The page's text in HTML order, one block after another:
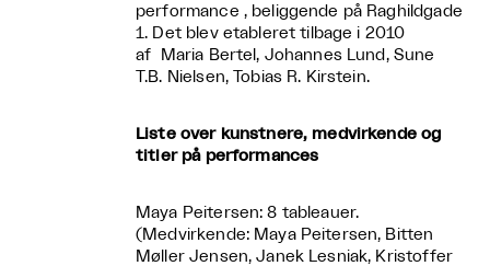
performance , beliggende på Raghildgade
1. Det blev etableret tilbage i 2010
af Maria Bertel, Johannes Lund, Sune
T.B. Nielsen, Tobias R. Kirstein.
Liste over kunstnere, medvirkende og
titler på performances
Maya Peitersen: 8 tableauer.
(Medvirkende: Maya Peitersen, Bitten
Møller Jensen, Janek Lesniak, Kristoffer